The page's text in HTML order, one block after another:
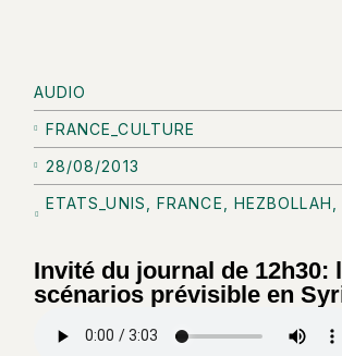
AUDIO
FRANCE_CULTURE
28/08/2013
ETATS_UNIS
,FRANCE HEZBOLLAH
Invité du journal de 12h30:
scénarios prévisible en